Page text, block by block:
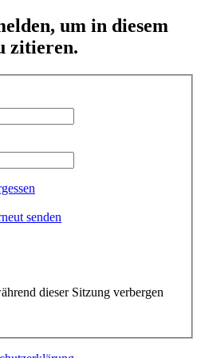
um in diesem
zitieren.
senden
dieser Sitzung verbergen